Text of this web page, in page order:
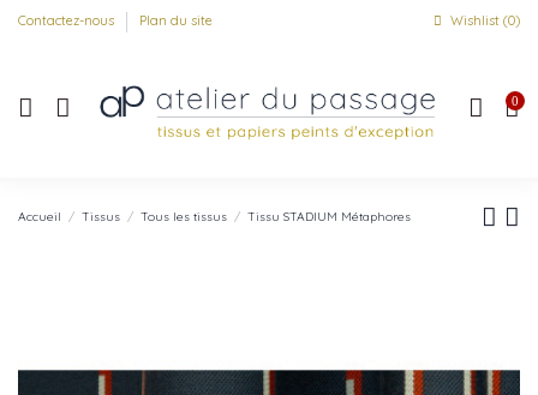
Contactez-nous Plan du site Wishlist (0)
0
Accueil Tissus Tous les tissus Tissu STADIUM Métaphores